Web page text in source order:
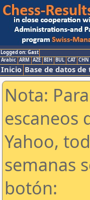
Logged on: Gast
Arabic ARM AZE BIH BUL CAT CHN
Inicio Base de datos
Nota:
escaneos
Yahoo,
semanas
botón: